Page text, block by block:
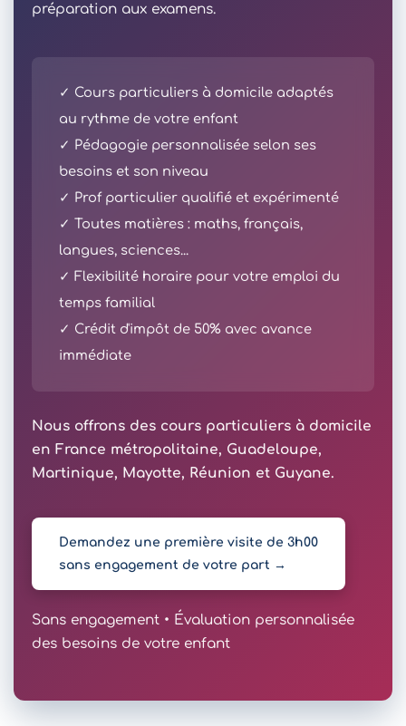
préparation aux examens.
✓ Cours particuliers à domicile adaptés
au rythme de votre enfant
✓ Pédagogie personnalisée selon ses
besoins et son niveau
✓ Prof particulier qualifié et expérimenté
✓ Toutes matières : maths, français,
langues, sciences...
✓ Flexibilité horaire pour votre emploi du
temps familial
✓ Crédit d'impôt de 50% avec avance
immédiate
Nous offrons des cours particuliers à domicile
en France métropolitaine, Guadeloupe,
Martinique, Mayotte, Réunion et Guyane.
Demandez une première visite de 3h00
sans engagement de votre part →
Sans engagement • Évaluation personnalisée
des besoins de votre enfant